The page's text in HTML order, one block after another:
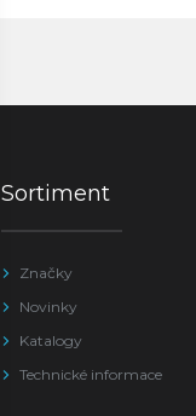
Sortiment
Značky
Novinky
Katalogy
Technické informace